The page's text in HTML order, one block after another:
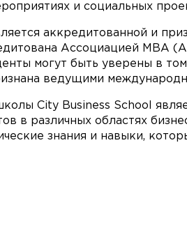
и социальных
аккредитованной и
Ассоциацией МВА
могут быть уверены в
ведущими
City Business School
в различных областях
знания и навыки,